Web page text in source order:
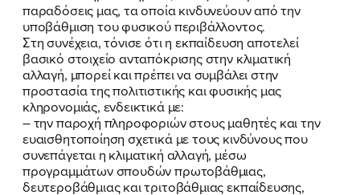
ΠΟΙΑ ΕΙΜΑΙ
ΕΡΓΟ
παραδόσεις μας, τα οποία κινδυνεύουν από την
υποβάθμιση του φυσικού περιβάλλοντος.
Στη συνέχεια, τόνισε ότι η εκπαίδευση αποτελεί
βασικό στοιχείο ανταπόκρισης στην κλιματική
αλλαγή, μπορεί και πρέπει να συμβάλει στην
προστασία της πολιτιστικής και φυσικής μας
κληρονομιάς, ενδεικτικά με:
– την παροχή πληροφοριών στους μαθητές και την
ευαισθητοποίηση σχετικά με τους κινδύνους που
συνεπάγεται η κλιματική αλλαγή, μέσω
προγραμμάτων σπουδών πρωτοβάθμιας,
δευτεροβάθμιας και τριτοβάθμιας εκπαίδευσης,